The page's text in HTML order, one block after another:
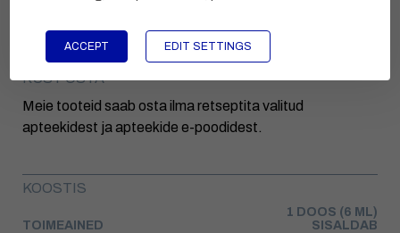
ACCEPT EDIT SETTINGS
KOOSTIS
TOIMEAINED
1 DOOS (6 ML)
SISALDAB
KUST OSTA
Meie tooteid saab osta ilma retseptita valitud
apteekidest ja apteekide e-poodidest.